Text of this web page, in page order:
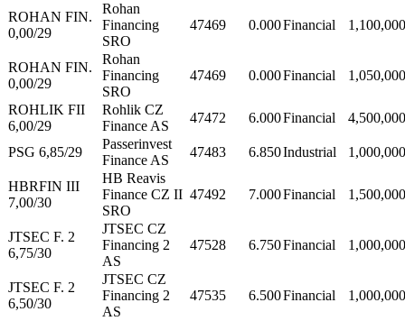
ROHAN FIN.
0,00/29
Rohan
Financing
SRO
47469 0.000Financial
ROHAN FIN.
0,00/29
Rohan
Financing
SRO
47469 0.000Financial
ROHLIK FII
6,00/29
Rohlik CZ
Finance AS
47472 6.000Financial
PSG 6,85/29
Passerinvest
Finance AS
47483 6.850Industrial
HBRFIN III
7,00/30
HB Reavis
Finance CZ II
SRO
47492 7.000Financial
JTSEC F. 2
6,75/30
JTSEC CZ
Financing 2
AS
47528 6.750Financial
JTSEC F. 2
6,50/30
JTSEC CZ
Financing 2
AS
47535 6.500Financial